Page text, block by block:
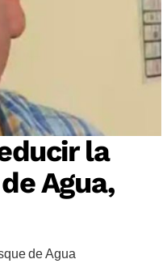
la
Agua,
de Agua